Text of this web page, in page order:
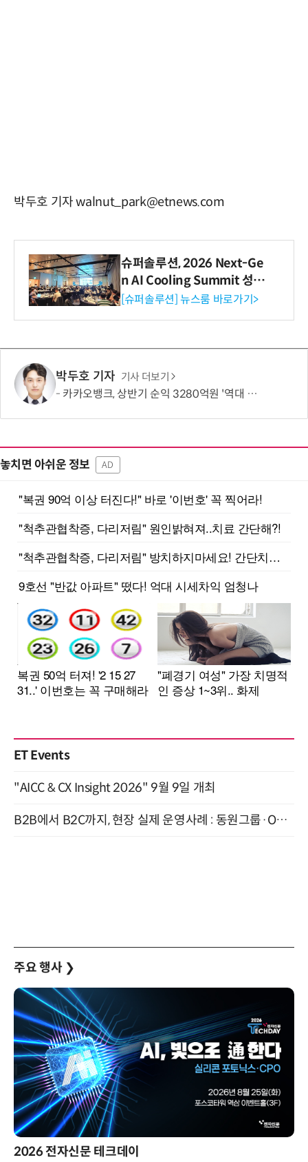
박두호 기자 walnut_park@etnews.com
슈퍼솔루션, 2026 Next-Ge
n AI Cooling Summit 성황
리 성료
[슈퍼솔루션] 뉴스룸 바로가기>
박두호 기자 기사 더보기
카카오뱅크, 상반기 순익 3280억원 '역대 최대'…비이자수익 결실
놓치면 아쉬운 정보 AD
ET Events
"AICC & CX Insight 2026" 9월 9일 개최
B2B에서 B2C까지, 현장 실제 운영사례 : 동원그룹·OCI·다이닝브랜즈그룹·당근 (8/27)
주요 행사 ❯
제8회 AI정부 혁신 콘퍼런스